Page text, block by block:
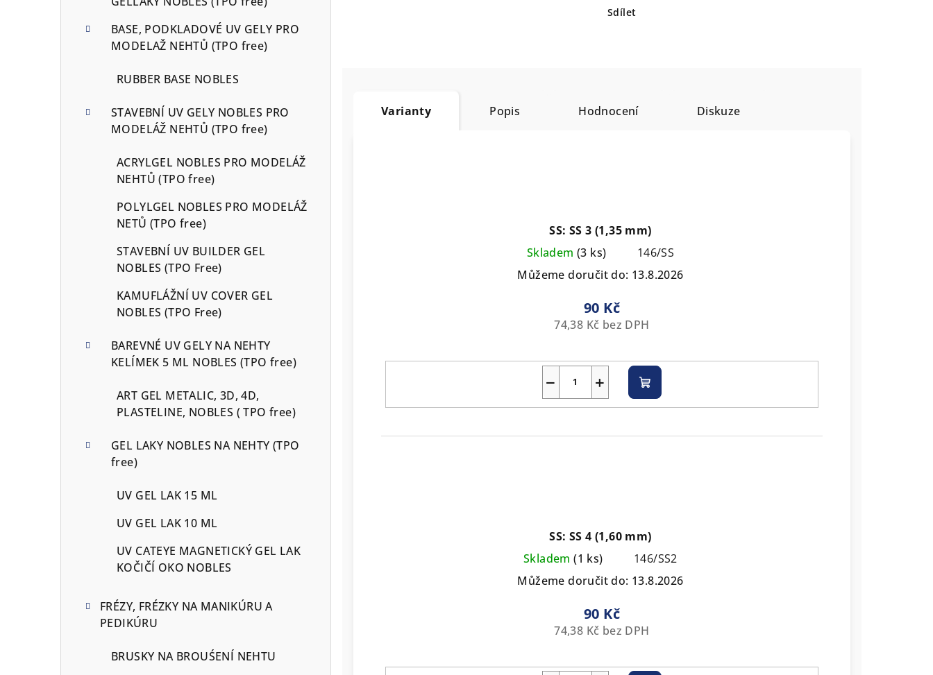
BASE, PODKLADOVÉ UV GELY PRO
MODELAŽ NEHTŮ (TPO free)
RUBBER BASE NOBLES
STAVEBNÍ UV GELY NOBLES PRO
MODELÁŽ NEHTŮ (TPO free)
ACRYLGEL NOBLES PRO MODELÁŽ
NEHTŮ (TPO free)
POLYLGEL NOBLES PRO MODELÁŽ
NETŮ (TPO free)
STAVEBNÍ UV BUILDER GEL
NOBLES (TPO Free)
KAMUFLÁŽNÍ UV COVER GEL
NOBLES (TPO Free)
BAREVNÉ UV GELY NA NEHTY
KELÍMEK 5 ML NOBLES (TPO free)
ART GEL METALIC, 3D, 4D,
PLASTELINE, NOBLES ( TPO free)
GEL LAKY NOBLES NA NEHTY (TPO
free)
UV GEL LAK 15 ML
UV GEL LAK 10 ML
UV CATEYE MAGNETICKÝ GEL LAK
KOČIČÍ OKO NOBLES
FRÉZY, FRÉZKY NA MANIKÚRU A
PEDIKÚRU
BRUSKY NA BROUŚENÍ NEHTU
Sdílet
Varianty Popis Hodnocení Diskuze
SS: SS 3 (1,35 mm)
Skladem (3 ks)
146/SS
Můžeme doručit do: 13.8.2026
90 Kč
74,38 Kč bez DPH
+
− Do
košíku
SS: SS 4 (1,60 mm)
Skladem(1 ks)
146/SS2
Můžeme doručit do: 13.8.2026
90 Kč
74,38 Kč bez DPH